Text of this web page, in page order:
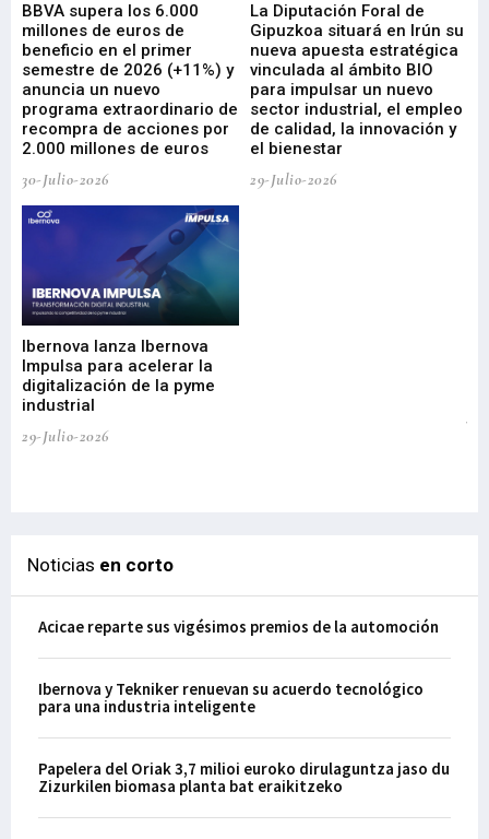
BBVA supera los 6.000
millones de euros de
beneficio en el primer
semestre de 2026 (+11%) y
anuncia un nuevo
programa extraordinario de
recompra de acciones por
2.000 millones de euros
30-Julio-2026
La Diputación Foral de
Gipuzkoa situará en Irún su
nueva apuesta estratégica
vinculada al ámbito BIO
para impulsar un nuevo
sector industrial, el empleo
de calidad, la innovación y
el bienestar
29-Julio-2026
Ibernova lanza Ibernova
Impulsa para acelerar la
digitalización de la pyme
industrial
29-Julio-2026
Noticias en corto
Acicae reparte sus vigésimos premios de la automoción
Ibernova y Tekniker renuevan su acuerdo tecnológico
para una industria inteligente
Papelera del Oriak 3,7 milioi euroko dirulaguntza jaso du
Zizurkilen biomasa planta bat eraikitzeko